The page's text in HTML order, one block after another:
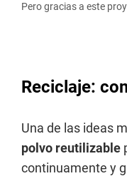
Pero gracias a este
Reciclaje:
Una de las ideas
polvo reutilizable
continuamente y